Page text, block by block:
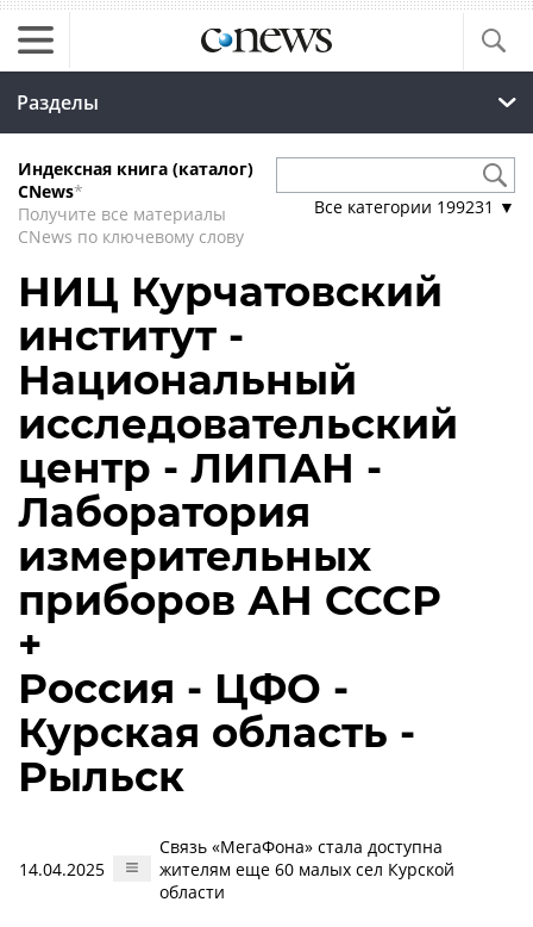
Разделы
Индексная книга (каталог)
CNews*
Получите все материалы
CNews по ключевому слову
Все категории 199231 ▼
НИЦ Курчатовский
институт -
Национальный
исследовательский
центр - ЛИПАН -
Лаборатория
измерительных
приборов АН СССР
+
Россия - ЦФО -
Курская область -
Рыльск
14.04.2025
Связь «МегаФона» стала доступна
жителям еще 60 малых сел Курской
области